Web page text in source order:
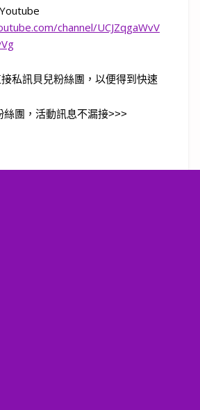
Youtube
channel/UCJZqgaWvV
私訊貝兒粉絲團，以便得到快速
絲團，活動訊息不漏接>>>